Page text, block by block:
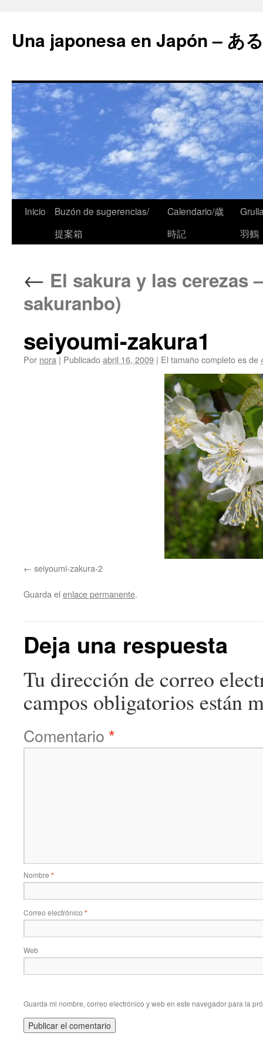
Una japonesa en Japón – あ
Inicio
Buzón de sugerencias/
提案箱
Calendario/歳
時記
羽鶴
← El sakura y las cerezas
sakuranbo)
seiyoumi-zakura1
Por nora | Publicadoabril 16, 2009 | El tamaño completo es de
seiyoumi-zakura-2
Guarda el enlace permanente.
Deja una respuesta
Tu dirección de correo
campos obligatorios están
Comentario *
Nombre *
Correo electrónico *
Web
Guarda mi nombre, correo electrónico y web en este navegador para la